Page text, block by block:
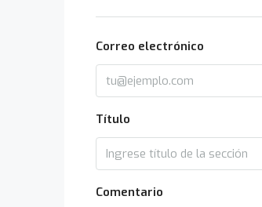
Correo electrónico
Título
Comentario